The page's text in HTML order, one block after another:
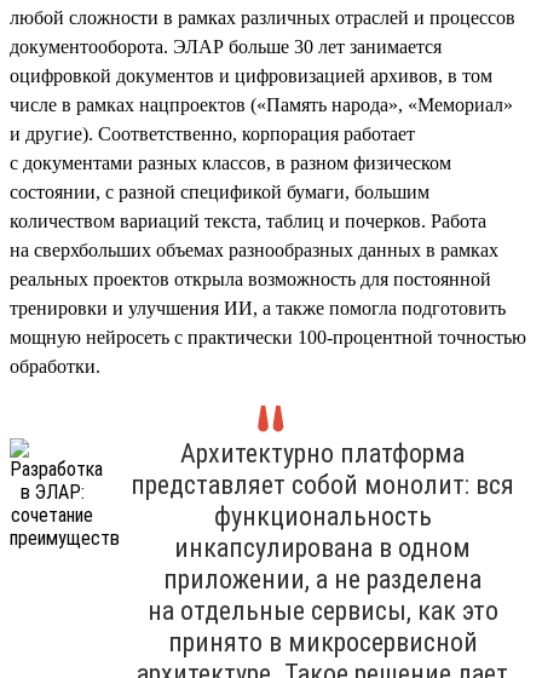
любой сложности в рамках различных отраслей и процессов
документооборота. ЭЛАР больше 30 лет занимается
оцифровкой документов и цифровизацией архивов, в том
числе в рамках нацпроектов («Память народа», «Мемориал»
и другие). Соответственно, корпорация работает
с документами разных классов, в разном физическом
состоянии, с разной спецификой бумаги, большим
количеством вариаций текста, таблиц и почерков. Работа
на сверхбольших объемах разнообразных данных в рамках
реальных проектов открыла возможность для постоянной
тренировки и улучшения ИИ, а также помогла подготовить
мощную нейросеть с практически 100-процентной точностью
обработки.
Архитектурно платформа
представляет собой монолит: вся
функциональность
инкапсулирована в одном
приложении, а не разделена
на отдельные сервисы, как это
принято в микросервисной